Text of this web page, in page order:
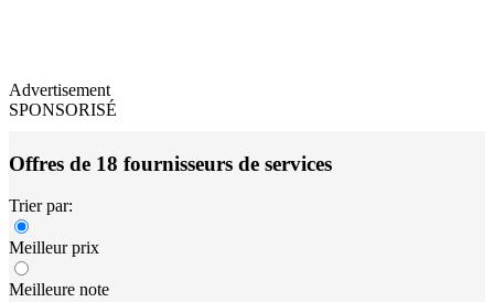
Advertisement
SPONSORISÉ
Offres de 18 fournisseurs de services
Trier par:
Meilleur prix
Meilleure note